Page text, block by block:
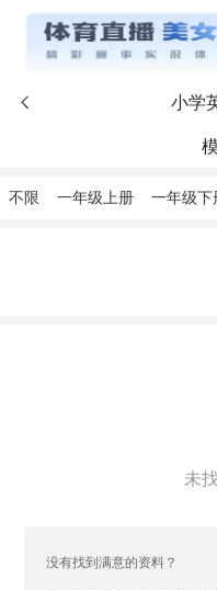
 小学
不限 一年级上册 一年级下
未
没有找到满意的资料？